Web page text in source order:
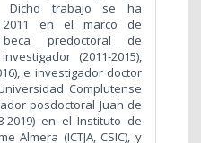
Dicho trabajo se ha
en el marco de
predoctoral de
(2011-2015),
e investigador doctor
Complutense
posdoctoral Juan de
2019) en el Instituto de
Almera (ICTJA, CSIC), y